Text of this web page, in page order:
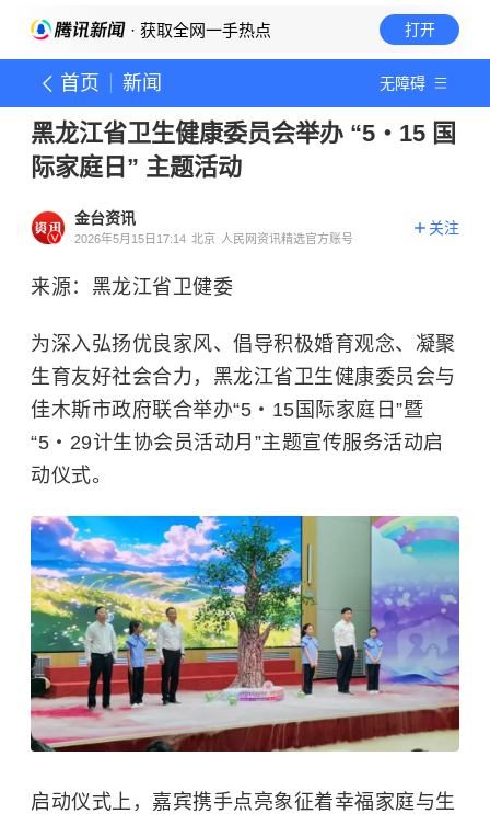
· 获取全网一手热点 打开
首页 新闻 无障碍
黑龙江省卫生健康委员会举办 “5・15 国
际家庭日” 主题活动
金台资讯
2026年5月15日17:14 北京 人民网资讯精选官方账号
关注
来源：黑龙江省卫健委
为深入弘扬优良家风、倡导积极婚育观念、凝聚
生育友好社会合力，黑龙江省卫生健康委员会与
佳木斯市政府联合举办“5・15国际家庭日”暨
“5・29计生协会员活动月”主题宣传服务活动启
动仪式。
启动仪式上，嘉宾携手点亮象征着幸福家庭与生